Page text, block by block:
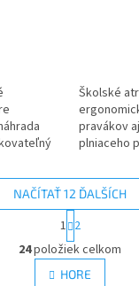
0,3mm
Školské
pravákov
plniaceho
vydrží cca
O
v
l
NAČÍTAŤ 12 ĎALŠÍCH
t
r
á
n
1 2
24položiek celkom
HORE